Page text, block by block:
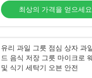
최상의 가격을 얻으세요
유리 과일 그릇 점심 상자 과
드 음식 저장 그릇 마이크로
및 식기 세탁기 오븐 안전